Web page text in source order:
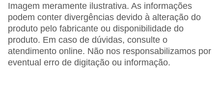
Imagem meramente ilustrativa. As informações
podem conter divergências devido à alteração do
produto pelo fabricante ou disponibilidade do
produto. Em caso de dúvidas, consulte o
atendimento online. Não nos responsabilizamos por
eventual erro de digitação ou informação.